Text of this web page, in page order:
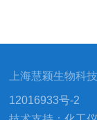
*，适用外泌体研
常备现货，*，咨
上海慧颖生物
12016933号-2